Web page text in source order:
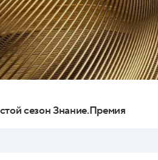
сезон Знание.Премия